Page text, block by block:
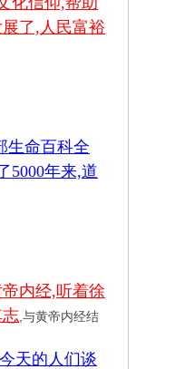
了,人民富裕
生命百科全
5000年来,道
内经,听着徐
,与黄帝内经结
天的人们谈